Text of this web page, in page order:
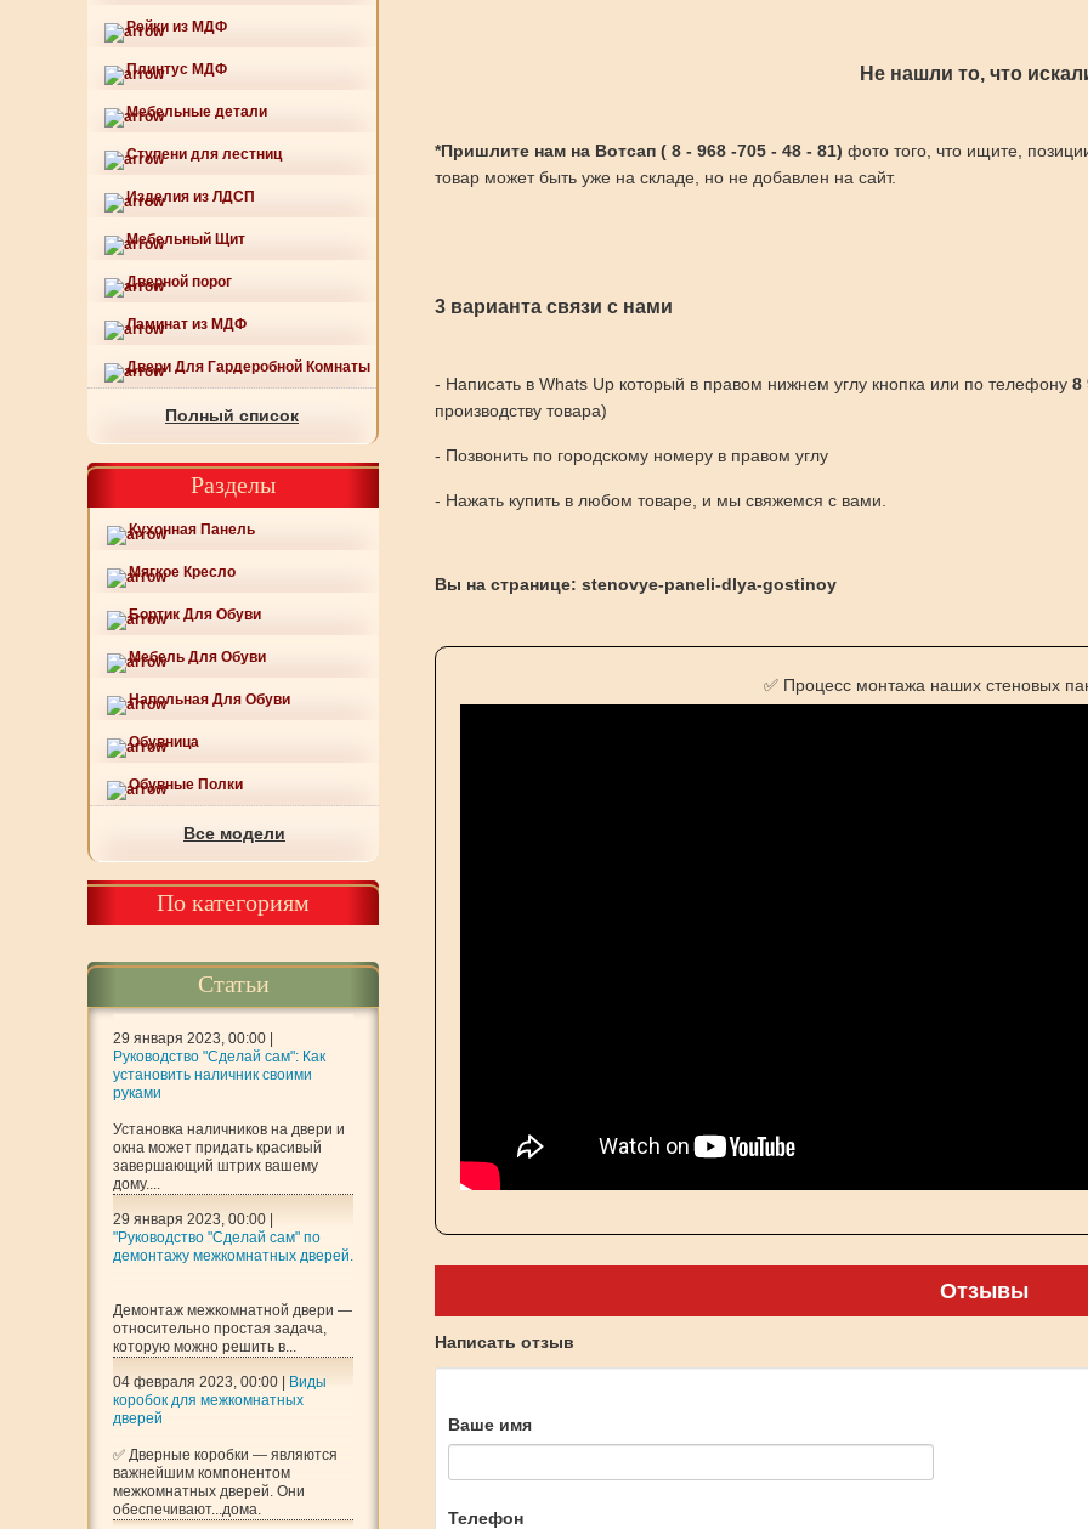
Рейки из МДФ
Плинтус МДФ
Мебельные детали
Ступени для лестниц
Изделия из ЛДСП
Мебельный Щит
Дверной порог
Ламинат из МДФ
Двери Для Гардеробной Комнаты
Полный список
Разделы
Кухонная Панель
Мягкое Кресло
Бортик Для Обуви
Мебель Для Обуви
Напольная Для Обуви
Обувница
Обувные Полки
Все модели
По категориям
Статьи
29 января 2023, 00:00 |
Руководство "Сделай сам": Как
установить наличник своими
руками
Установка наличников на двери и
окна может придать красивый
завершающий штрих вашему
дому....
29 января 2023, 00:00 |
"Руководство "Сделай сам" по
демонтажу межкомнатных дверей.
Демонтаж межкомнатной двери —
относительно простая задача,
которую можно решить в...
04 февраля 2023, 00:00 |
Виды
коробок для межкомнатных
дверей
✅ Дверные коробки — являются
важнейшим компонентом
межкомнатных дверей. Они
обеспечивают...дома.
Не нашли то, что
*Пришлите нам на Вотсап ( 8 - 968 -705 - 48 - 81) фото того, что ищите,
товар может быть уже на складе, но не добавлен на сайт.
3 варианта связи с нами
- Написать в Whats Up который в правом нижнем углу кнопка или по телефону 8
производству товара)
- Позвонить по городскому номеру в правом углу
- Нажать купить в любом товаре, и мы свяжемся с вами.
Вы на странице: stenovye-paneli-dlya-gostinoy
✅ Процесс монтажа наших стеновых
Отзывы
Написать отзыв
Ваше имя
Телефон